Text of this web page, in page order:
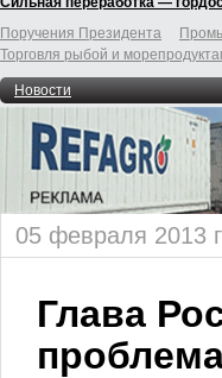
Поручения Президента
Торговля рыбой и
Новости
05 февраля 2013
Глава